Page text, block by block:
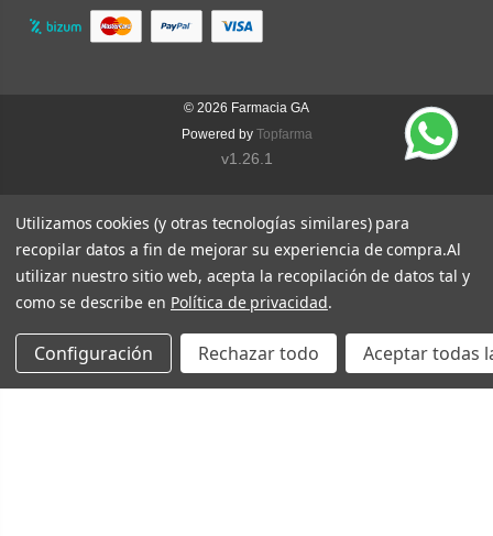
© 2026 Farmacia GA
Powered by Topfarma
v1.26.1
Utilizamos cookies (y otras tecnologías similares) para
recopilar datos a fin de mejorar su experiencia de compra.Al
utilizar nuestro sitio web, acepta la recopilación de datos tal y
como se describe en Política de privacidad.
Configuración Rechazar todo Aceptar todas